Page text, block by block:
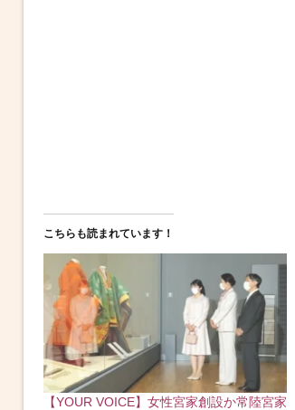
こちらも読まれています！
【YOUR VOICE】女性宮家創設か常陸宮家